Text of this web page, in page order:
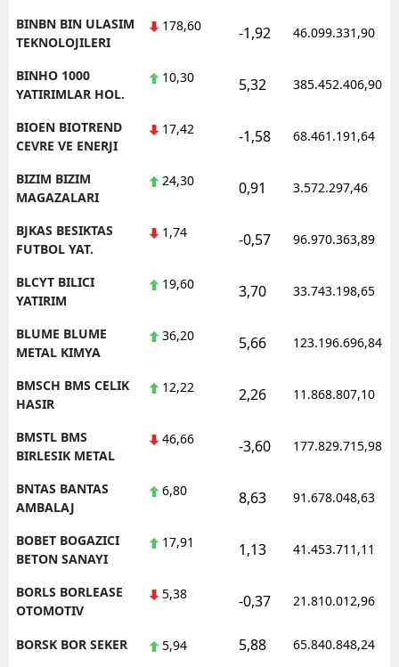
BINBN BIN ULASIM
TEKNOLOJILERI
178,60 -1,92 46.099.331,90
BINHO 1000
YATIRIMLAR HOL.
10,30 5,32 385.452.406,90
BIOEN BIOTREND
CEVRE VE ENERJI
17,42 -1,58 68.461.191,64
BIZIM BIZIM
MAGAZALARI
24,30 0,91 3.572.297,46
BJKAS BESIKTAS
FUTBOL YAT.
1,74 -0,57 96.970.363,89
BLCYT BILICI
YATIRIM
19,60 3,70 33.743.198,65
BLUME BLUME
METAL KIMYA
36,20 5,66 123.196.696,84
BMSCH BMS CELIK
HASIR
12,22 2,26 11.868.807,10
BMSTL BMS
BIRLESIK METAL
46,66 -3,60 177.829.715,98
BNTAS BANTAS
AMBALAJ
6,80 8,63 91.678.048,63
BOBET BOGAZICI
BETON SANAYI
17,91 1,13 41.453.711,11
BORLS BORLEASE
OTOMOTIV
5,38 -0,37 21.810.012,96
BORSK BOR SEKER 5,94 5,88 65.840.848,24